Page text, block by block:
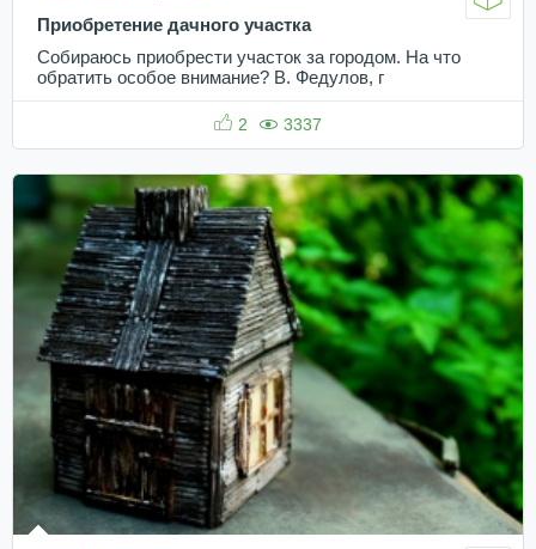
Приобретение дачного участка
Собираюсь приобрести участок за городом. На что
обратить особое внимание? В. Федулов, г
2 3337